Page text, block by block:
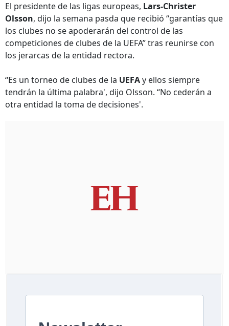
El presidente de las ligas europeas, Lars-Christer
Olsson, dijo la semana pasda que recibió “garantías que
los clubes no se apoderarán del control de las
competiciones de clubes de la UEFA” tras reunirse con
los jerarcas de la entidad rectora.
“Es un torneo de clubes de la UEFAy ellos siempre
tendrán la última palabra', dijo Olsson. “No cederán a
otra entidad la toma de decisiones'.